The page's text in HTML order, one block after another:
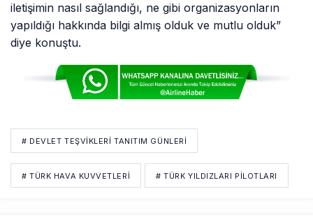
iletişimin nasıl sağlandığı, ne gibi organizasyonların
yapıldığı hakkında bilgi almış olduk ve mutlu olduk”
diye konuştu.
# DEVLET TEŞVIKLERI TANITIM GÜNLERI
# TÜRK HAVA KUVVETLERI # TÜRK YILDIZLARI PILOTLARI